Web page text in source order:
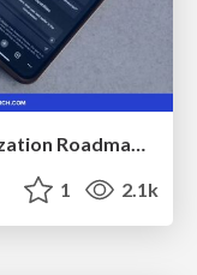
How to Build an AI Search Optimization Roadmap - Criteria and Steps to Take #SEOIRL
1 2.1k